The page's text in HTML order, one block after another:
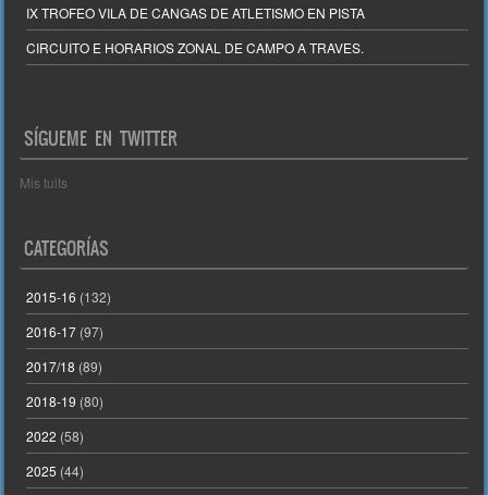
IX TROFEO VILA DE CANGAS DE ATLETISMO EN PISTA
CIRCUITO E HORARIOS ZONAL DE CAMPO A TRAVES.
SÍGUEME EN TWITTER
Mis tuits
CATEGORÍAS
2015-16 (132)
2016-17 (97)
2017/18 (89)
2018-19 (80)
2022 (58)
2025 (44)